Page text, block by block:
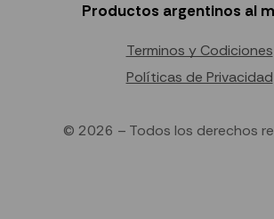
Productos argentinos al
Terminos y Codiciones
Políticas de Privacidad
© 2026 – Todos los derechos